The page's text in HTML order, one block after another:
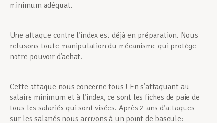
minimum adéquat.
Une attaque contre l’index est déjà en préparation. Nous
refusons toute manipulation du mécanisme qui protège
notre pouvoir d’achat.
Cette attaque nous concerne tous ! En s’attaquant au
salaire minimum et à l’index, ce sont les fiches de paie de
tous les salariés qui sont visées. Après 2 ans d’attaques
sur les salariés nous arrivons à un point de bascule: